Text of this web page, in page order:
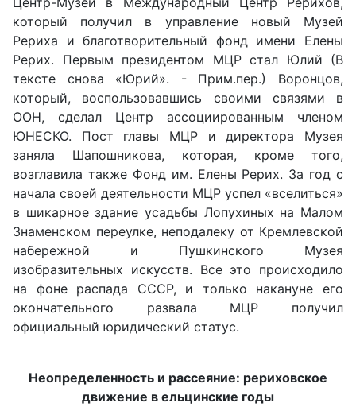
который получил в управление новый Музей
Рериха и благотворительный фонд имени Елены
Рерих. Первым президентом МЦР стал Юлий (В
тексте снова «Юрий». - Прим.пер.) Воронцов,
который, воспользовавшись своими связями в
ООН, сделал Центр ассоциированным членом
ЮНЕСКО. Пост главы МЦР и директора Музея
заняла Шапошникова, которая, кроме того,
возглавила также Фонд им. Елены Рерих. За год с
начала своей деятельности МЦР успел «вселиться»
в шикарное здание усадьбы Лопухиных на Малом
Знаменском переулке, неподалеку от Кремлевской
набережной и Пушкинского Музея
изобразительных искусств. Все это происходило
на фоне распада СССР, и только накануне его
окончательного развала МЦР получил
официальный юридический статус.
Неопределенность и рассеяние: рериховское
движение в ельцинские годы